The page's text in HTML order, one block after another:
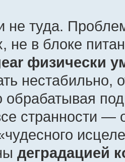
не туда.
не в блоке
физически
нестабильно,
обрабатывая
странности —
деградацией